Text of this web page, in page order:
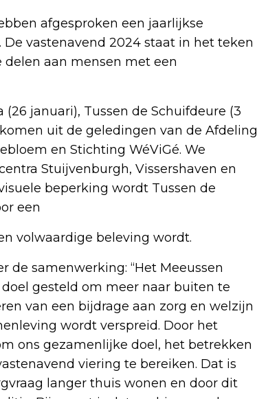
afgesproken een jaarlijkse
vastenavend 2024 staat in het teken
aan mensen met een
januari), Tussen de Schuifdeure (3
uit de geledingen van de Afdeling
en Stichting WéViGé. We
Stuijvenburgh, Vissershaven en
beperking wordt Tussen de
een
volwaardige beleving wordt.
de samenwerking: “Het Meeussen
gesteld om meer naar buiten te
van een bijdrage aan zorg en welzijn
wordt verspreid. Door het
ons gezamenlijke doel, het betrekken
viering te bereiken. Dat is
langer thuis wonen en door dit